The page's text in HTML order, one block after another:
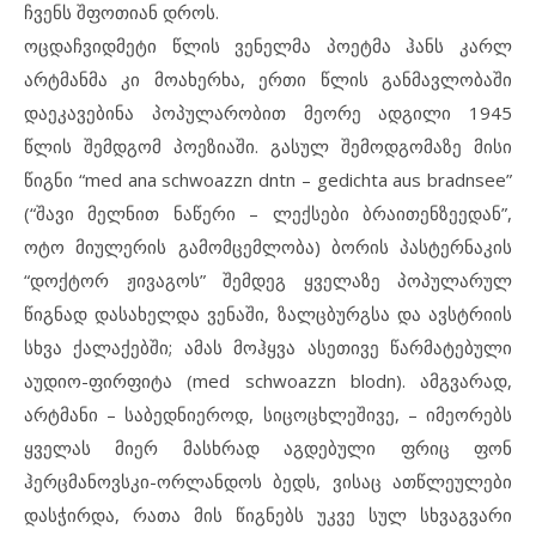
ჩვენს შფოთიან დროს.
ოცდაჩვიდმეტი წლის ვენელმა პოეტმა ჰანს კარლ
არტმანმა კი მოახერხა, ერთი წლის განმავლობაში
დაეკავებინა პოპულარობით მეორე ადგილი 1945
წლის შემდგომ პოეზიაში. გასულ შემოდგომაზე მისი
წიგნი “med ana schwoazzn dntn – gedichta aus bradnsee”
(“შავი მელნით ნაწერი – ლექსები ბრაითენზეედან”,
ოტო მიულერის გამომცემლობა) ბორის პასტერნაკის
“დოქტორ ჟივაგოს” შემდეგ ყველაზე პოპულარულ
წიგნად დასახელდა ვენაში, ზალცბურგსა და ავსტრიის
სხვა ქალაქებში; ამას მოჰყვა ასეთივე წარმატებული
აუდიო-ფირფიტა (med schwoazzn blodn). ამგვარად,
არტმანი – საბედნიეროდ, სიცოცხლეშივე, – იმეორებს
ყველას მიერ მასხრად აგდებული ფრიც ფონ
ჰერცმანოვსკი-ორლანდოს ბედს, ვისაც ათწლეულები
დასჭირდა, რათა მის წიგნებს უკვე სულ სხვაგვარი